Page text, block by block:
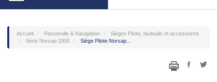
Accueil Passerelle & Navigation
Sièges Pilote, fauteuils et accessoires
Série Norsap 1800
Siège Pilote Norsap...